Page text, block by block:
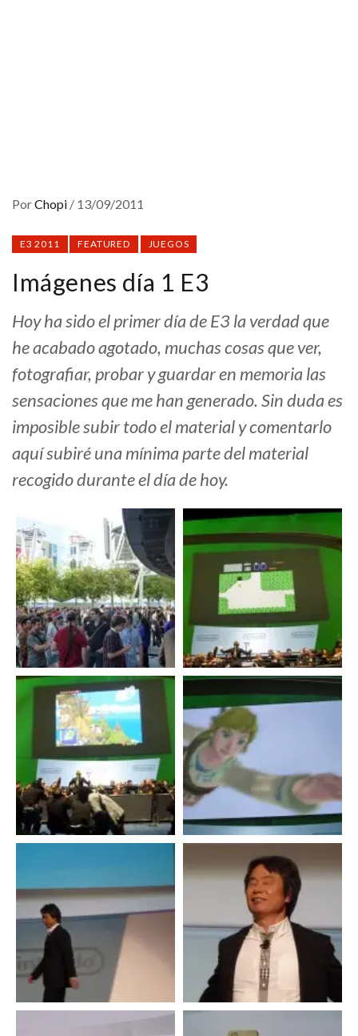
PorChopi / 13/09/2011
E3 2011 FEATURED JUEGOS
Imágenes día 1 E3
Hoy ha sido el primer día de E3 la verdad que
he acabado agotado, muchas cosas que ver,
fotografiar, probar y guardar en memoria las
sensaciones que me han generado. Sin duda es
imposible subir todo el material y comentarlo
aquí subiré una mínima parte del material
recogido durante el día de hoy.